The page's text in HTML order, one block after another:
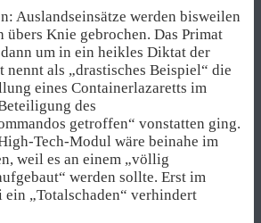
Auslandseinsätze werden bisweilen
Knie gebrochen. Das Primat
um in ein heikles Diktat der
als „drastisches Beispiel“ die
eines Containerlazaretts im
des
getroffen“ vonstatten ging.
Tech-Modul wäre beinahe im
weil es an einem „völlig
werden sollte. Erst im
ein „Totalschaden“ verhindert